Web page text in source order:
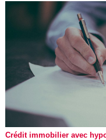
Crédit immobilier avec